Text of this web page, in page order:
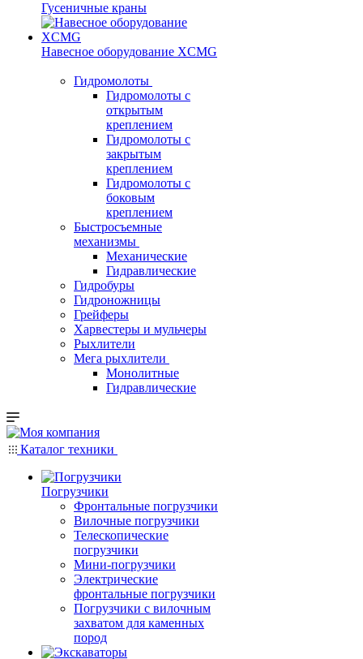
Гусеничные краны
Навесное оборудование XCMG
Гидромолоты
Гидромолоты с
открытым
креплением
Гидромолоты с
закрытым
креплением
Гидромолоты с
боковым
креплением
Быстросъемные
механизмы
Механические
Гидравлические
Гидробуры
Гидроножницы
Грейферы
Харвестеры и мульчеры
Рыхлители
Мега рыхлители
Монолитные
Гидравлические
Каталог техники
Погрузчики
Фронтальные погрузчики
Вилочные погрузчики
Телескопические
погрузчики
Мини-погрузчики
Электрические
фронтальные погрузчики
Погрузчики с вилочным
захватом для каменных
пород